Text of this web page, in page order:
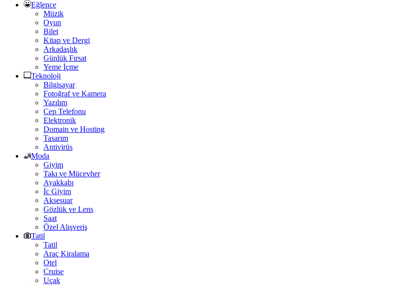
Eğlence
Müzik
Oyun
Bilet
Kitap ve Dergi
Arkadaşlık
Günlük Fırsat
Yeme İçme
Teknoloji
Bilgisayar
Fotoğraf ve Kamera
Yazılım
Cep Telefonu
Elektronik
Domain ve Hosting
Tasarım
Antivirüs
Moda
Giyim
Takı ve Mücevher
Ayakkabı
İç Giyim
Aksesuar
Gözlük ve Lens
Saat
Özel Alışveriş
Tatil
Tatil
Araç Kiralama
Otel
Cruise
Uçak